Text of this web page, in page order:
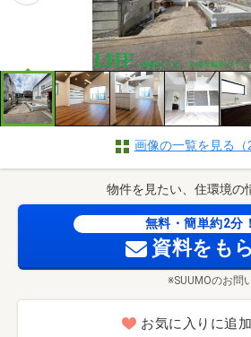
画像の一覧を見る（
物件を見たい、住環境の
無料・簡単約2分！
資料をも
※SUUMOのお問
お気に入りに追